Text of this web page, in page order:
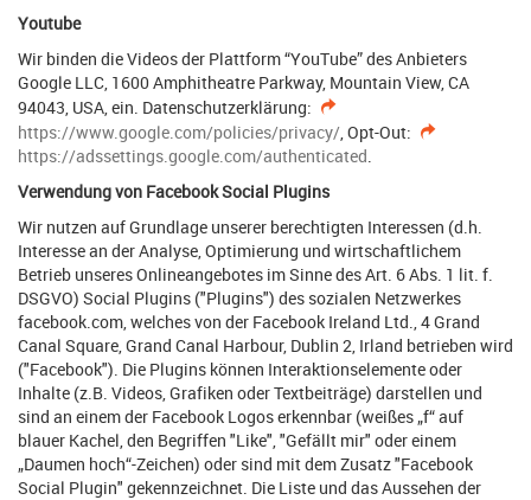
Youtube
Wir binden die Videos der Plattform “YouTube” des Anbieters
Google LLC, 1600 Amphitheatre Parkway, Mountain View, CA
94043, USA, ein. Datenschutzerklärung:
https://www.google.com/policies/privacy/, Opt-Out:
https://adssettings.google.com/authenticated.
Verwendung von Facebook Social Plugins
Wir nutzen auf Grundlage unserer berechtigten Interessen (d.h.
Interesse an der Analyse, Optimierung und wirtschaftlichem
Betrieb unseres Onlineangebotes im Sinne des Art. 6 Abs. 1 lit. f.
DSGVO) Social Plugins ("Plugins") des sozialen Netzwerkes
facebook.com, welches von der Facebook Ireland Ltd., 4 Grand
Canal Square, Grand Canal Harbour, Dublin 2, Irland betrieben wird
("Facebook"). Die Plugins können Interaktionselemente oder
Inhalte (z.B. Videos, Grafiken oder Textbeiträge) darstellen und
sind an einem der Facebook Logos erkennbar (weißes „f“ auf
blauer Kachel, den Begriffen "Like", "Gefällt mir" oder einem
„Daumen hoch“-Zeichen) oder sind mit dem Zusatz "Facebook
Social Plugin" gekennzeichnet. Die Liste und das Aussehen der